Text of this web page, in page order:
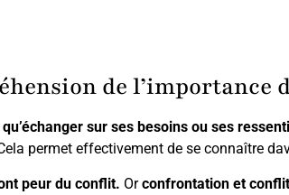
de l’importance
sur ses besoins ou ses
permet effectivement de se connaître
peur du conflit. Orconfrontation et